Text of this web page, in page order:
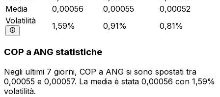
Media
0,00056 0,00055
0,00052
Volatilità
1,59% 0,91% 0,81%
COP a ANG statistiche
Negli ultimi 7 giorni, COP a ANG si sono spostati tra
0,00055 e 0,00057. La media è stata 0,00056 con 1,59%
volatilità.